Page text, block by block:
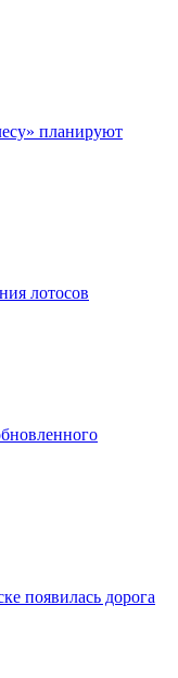
планируют
лотосов
появилась дорога